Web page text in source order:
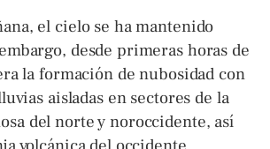
el cielo se ha mantenido
desde primeras horas de
la formación de nubosidad con
aisladas en sectores de la
del norte y noroccidente, así